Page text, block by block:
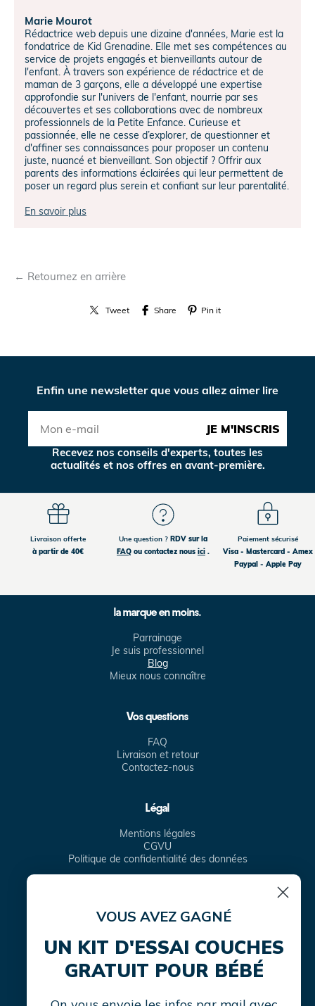
Marie Mourot
Rédactrice web depuis une dizaine d'années, Marie est la
fondatrice de Kid Grenadine. Elle met ses compétences au
service de projets engagés et bienveillants autour de
l'enfant. À travers son expérience de rédactrice et de
maman de 3 garçons, elle a développé une expertise
approfondie sur l'univers de l'enfant, nourrie par ses
découvertes et ses collaborations avec de nombreux
professionnels de la Petite Enfance. Curieuse et
passionnée, elle ne cesse d’explorer, de questionner et
d'affiner ses connaissances pour proposer un contenu
juste, nuancé et bienveillant. Son objectif ? Offrir aux
parents des informations éclairées qui leur permettent de
poser un regard plus serein et confiant sur leur parentalité.
En savoir plus
← Retournez en arrière
Tweet Share Pin it
Enfin une newsletter que vous allez aimer lire
JE M'INSCRIS
Recevez nos conseils d'experts, toutes les
actualités et nos offres en avant-première.
Livraison offerte
à partir de 40€
Une question ?RDV sur la
FAQou contactez nous ici.
Paiement sécurisé
Visa - Mastercard - Amex
Paypal - Apple Pay
la marque en moins.
Parrainage
Je suis professionnel
Blog
Mieux nous connaître
Vos questions
FAQ
Livraison et retour
Contactez-nous
Légal
Mentions légales
CGVU
Politique de confidentialité des données
FacebookInstagramTikTok
Translation
VOUS AVEZ GAGNÉ
UN KIT D'ESSAI COUCHES
GRATUIT POUR BÉBÉ